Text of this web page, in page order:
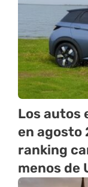
Los autos
en agosto
ranking
menos de